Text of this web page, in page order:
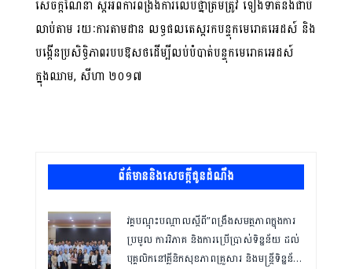
សេចក្តីណែនាំ ស្តីអំពីការពង្រឹងការលេបថ្នាំត្រឹមត្រូវ ទៀងទាត់និងជាប់
លាប់តាម រយៈការតាមដាន លទ្ធផលតេស្តរកបន្ទុកមេរោគអេដស៍ និង
បង្កើនប្រសិទ្ធិភាពរបបឱសថដើម្បីលប់បំបាត់បន្ទុកមេរោគអេដស៍
ក្នុងឈាម, សីហា​ ២០១៧
ព័ត៌មាននិងសេចក្តីជូនដំណឹង
វគ្គបណ្ដុះបណ្ដាលស្តីពី”ពង្រឹងសមត្ថភាពក្នុងការ
ប្រមូល ការវិភាគ និងការប្រើប្រាស់ទិន្នន័យ ដល់
បុគ្គលិកនៅគ្លីនិកសុខភាពគ្រួសារ និងមន្ត្រីទិន្នន័យ